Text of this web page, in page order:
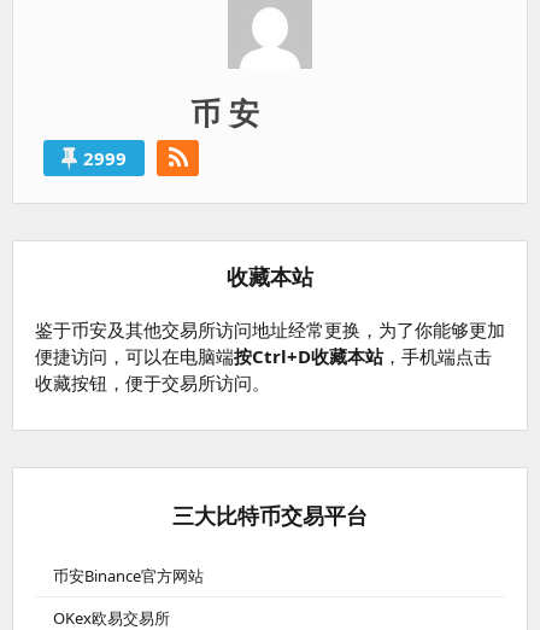
币 安
2999
收藏本站
鉴于币安及其他交易所访问地址经常更换，为了你能够更加
便捷访问，可以在电脑端按Ctrl+D收藏本站，手机端点击
收藏按钮，便于交易所访问。
三大比特币交易平台
币安Binance官方网站
OKex欧易交易所